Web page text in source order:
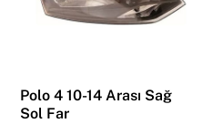
Polo 4 10-14 Arası Sağ
Sol Far